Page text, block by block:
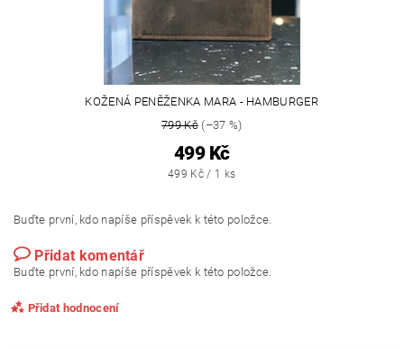
KOŽENÁ PENĚŽENKA MARA - HAMBURGER
799 Kč(–37 %)
499 Kč
499 Kč / 1 ks
Buďte první, kdo napíše příspěvek k této položce.
Přidat komentář
Buďte první, kdo napíše příspěvek k této položce.
Přidat hodnocení